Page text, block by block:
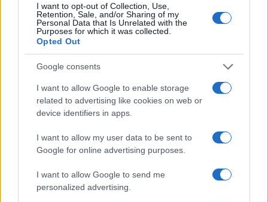
I want to opt-out of Collection, Use,
Retention, Sale, and/or Sharing of my
Personal Data that Is Unrelated with the
Purposes for which it was collected.
Opted Out
Google consents
I want to allow Google to enable storage
related to advertising like cookies on web or
device identifiers in apps.
I want to allow my user data to be sent to
Google for online advertising purposes.
I want to allow Google to send me
personalized advertising.